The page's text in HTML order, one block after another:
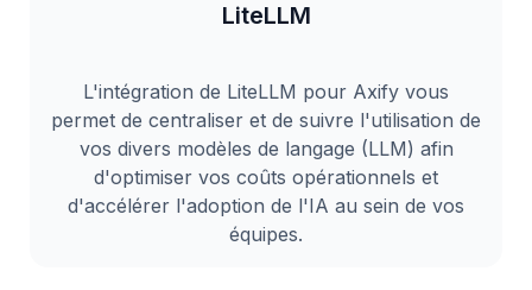
LiteLLM
L'intégration de LiteLLM pour Axify vous
permet de centraliser et de suivre l'utilisation de
vos divers modèles de langage (LLM) afin
d'optimiser vos coûts opérationnels et
d'accélérer l'adoption de l'IA au sein de vos
équipes.